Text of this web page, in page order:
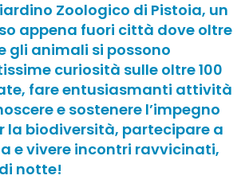
Zoologico di Pistoia, un
appena fuori città dove oltre
gli animali si possono
curiosità sulle oltre 100
fare entusiasmanti attività
e sostenere l’impegno
la biodiversità, partecipare a
e vivere incontri ravvicinati,
notte!